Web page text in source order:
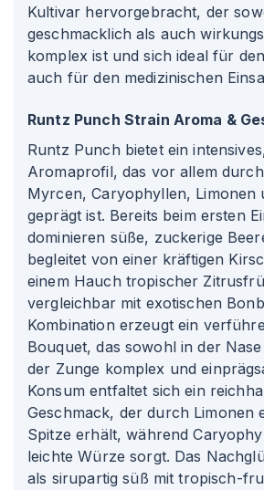
Kultivar hervorgebracht, der
geschmacklich als auch
komplex ist und sich ideal für
auch für den medizinischen
Runtz Punch Strain Aroma &
Runtz Punch bietet ein
Aromaprofil, das vor allem
Myrcen, Caryophyllen, Limonen
geprägt ist. Bereits beim ersten
dominieren süße, zuckerige
begleitet von einer kräftigen
einem Hauch tropischer
vergleichbar mit exotischen
Kombination erzeugt ein
Bouquet, das sowohl in der
der Zunge komplex und
Konsum entfaltet sich ein
Geschmack, der durch Limonen
Spitze erhält, während
leichte Würze sorgt. Das
als sirupartig süß mit tropisch-